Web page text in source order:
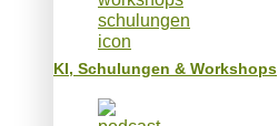
KI, Schulungen & Workshops